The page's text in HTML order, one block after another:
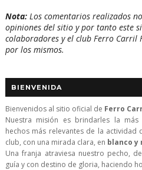
Nota:Los comentarios realizados
opiniones del sitio y por tanto este
colaboradores y el club Ferro Carril
por los mismos.
BIENVENIDA
Bienvenidos al sitio oficial de Ferro
Nuestra misión es brindarles la
hechos más relevantes de la
club, con una mirada clara, en blanco y
Una franja atraviesa nuestro pecho,
guía y con destino de gloria, haciendo